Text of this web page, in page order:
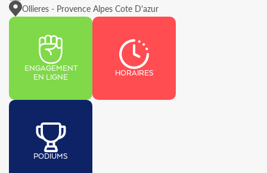
Ollieres - Provence Alpes Cote D'azur
ENGAGEMENT
EN LIGNE
HORAIRES
PODIUMS